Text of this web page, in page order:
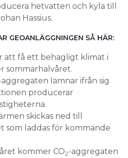
hetvatten och kyla till
Hassius.
GEOANLÄGGNINGEN SÅ HÄR:
att få ett behagligt klimat i
sommarhalvåret.
aggregaten lämnar ifrån sig
producerar
skickas ned till
som laddas för kommande
kommer CO2-aggregaten